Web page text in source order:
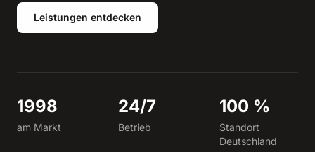
Leistungen entdecken
1998
am Markt
24/7
Betrieb
100 %
Standort
Deutschland